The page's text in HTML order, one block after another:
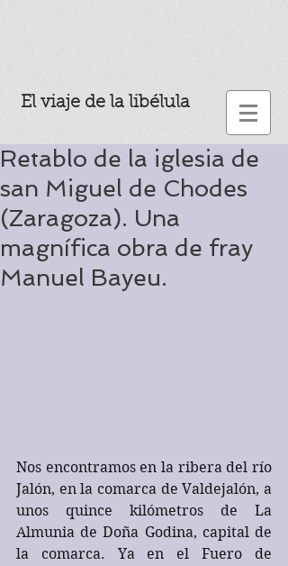
El viaje de la libélula
Retablo de la iglesia de
san Miguel de Chodes
(Zaragoza). Una
magnífica obra de fray
Manuel Bayeu.
Nos encontramos en la ribera del río
Jalón, en la comarca de Valdejalón, a
unos quince kilómetros de La
Almunia de Doña Godina, capital de
la comarca. Ya en el Fuero de